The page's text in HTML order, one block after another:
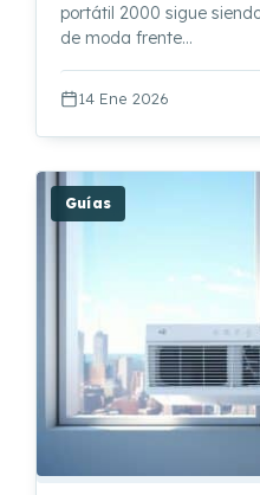
portátil 2000 sigue
de moda frente…
14 Ene 2026
Guías